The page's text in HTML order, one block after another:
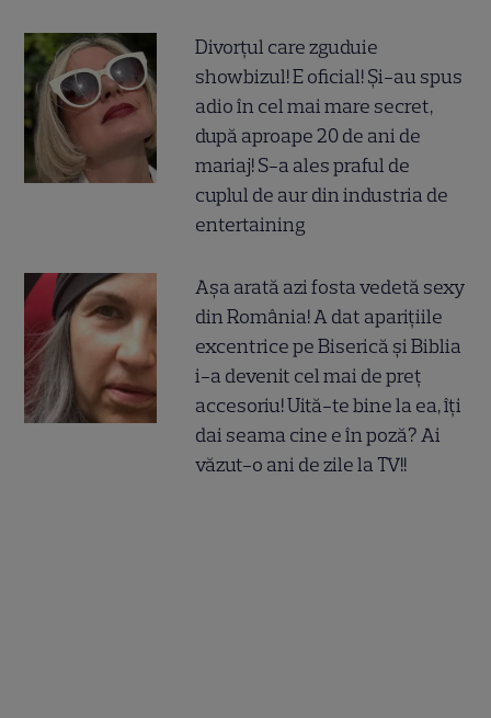
Divorțul care zguduie
showbizul! E oficial! Și-au spus
adio în cel mai mare secret,
după aproape 20 de ani de
mariaj! S-a ales praful de
cuplul de aur din industria de
entertaining
Așa arată azi fosta vedetă sexy
din România! A dat aparițiile
excentrice pe Biserică și Biblia
i-a devenit cel mai de preț
accesoriu! Uită-te bine la ea, îți
dai seama cine e în poză? Ai
văzut-o ani de zile la TV!!